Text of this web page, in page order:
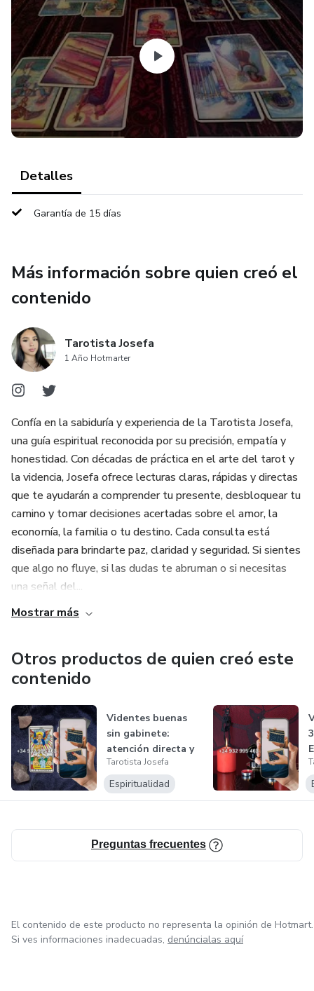
Aunque famosos, algunos siguen ofreciendo consultas
personales o en línea. Lo ideal es verificar disponibilidad y
evitar imitadores. Siempre pide que la atención sea directa,
sin intermediarios.
Detalles
Garantía de 15 días
Más información sobre quien creó el
contenido
Tarotista Josefa
1 Año Hotmarter
Confía en la sabiduría y experiencia de la Tarotista Josefa,
una guía espiritual reconocida por su precisión, empatía y
honestidad. Con décadas de práctica en el arte del tarot y
la videncia, Josefa ofrece lecturas claras, rápidas y directas
que te ayudarán a comprender tu presente, desbloquear tu
camino y tomar decisiones acertadas sobre el amor, la
economía, la familia o tu destino. Cada consulta está
diseñada para brindarte paz, claridad y seguridad. Si sientes
que algo no fluye, si las dudas te abruman o si necesitas
una señal del...
Mostrar más
Otros productos de quien creó este
contenido
Videntes buenas
sin gabinete:
atención directa y
sin interme...
Tarotista Josefa
Espiritualidad
Preguntas frecuentes
El contenido de este producto no representa la opinión de Hotmart.
Si ves informaciones inadecuadas, denúncialas aquí